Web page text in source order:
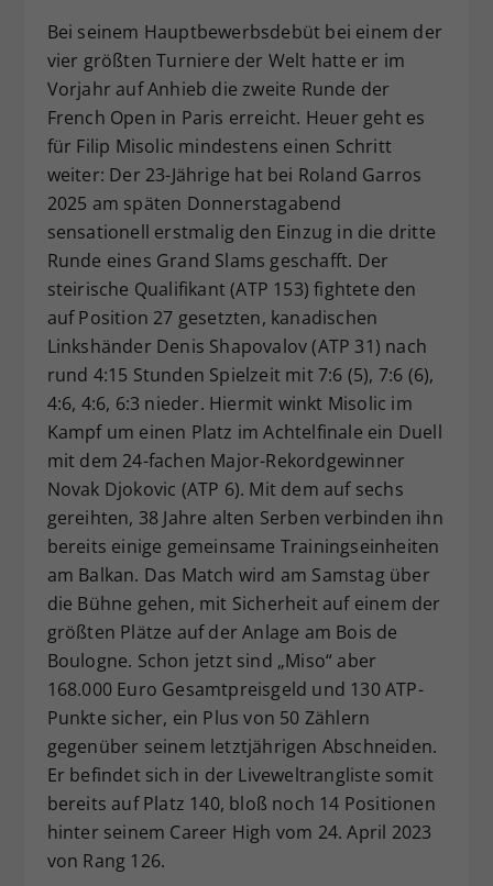
Bei seinem Hauptbewerbsdebüt bei einem der
vier größten Turniere der Welt hatte er im
Vorjahr auf Anhieb die zweite Runde der
French Open in Paris erreicht. Heuer geht es
für Filip Misolic mindestens einen Schritt
weiter: Der 23-Jährige hat bei Roland Garros
2025 am späten Donnerstagabend
sensationell erstmalig den Einzug in die dritte
Runde eines Grand Slams geschafft. Der
steirische Qualifikant (ATP 153) fightete den
auf Position 27 gesetzten, kanadischen
Linkshänder Denis Shapovalov (ATP 31) nach
rund 4:15 Stunden Spielzeit mit 7:6 (5), 7:6 (6),
4:6, 4:6, 6:3 nieder. Hiermit winkt Misolic im
Kampf um einen Platz im Achtelfinale ein Duell
mit dem 24-fachen Major-Rekordgewinner
Novak Djokovic (ATP 6). Mit dem auf sechs
gereihten, 38 Jahre alten Serben verbinden ihn
bereits einige gemeinsame Trainingseinheiten
am Balkan. Das Match wird am Samstag über
die Bühne gehen, mit Sicherheit auf einem der
größten Plätze auf der Anlage am Bois de
Boulogne. Schon jetzt sind „Miso“ aber
168.000 Euro Gesamtpreisgeld und 130 ATP-
Punkte sicher, ein Plus von 50 Zählern
gegenüber seinem letztjährigen Abschneiden.
Er befindet sich in der Liveweltrangliste somit
bereits auf Platz 140, bloß noch 14 Positionen
hinter seinem Career High vom 24. April 2023
von Rang 126.
Zweck
Dieser Wert speichert Ihre Consent-
Einstellungen. Unter anderem eine
historische Speicherung Ihrer
vorgenommen Einstellungen, falls der
Webseiten-Betreiber dies eingestellt
hat.